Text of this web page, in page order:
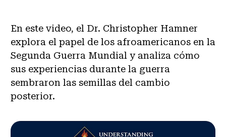
En este video, el Dr. Christopher Hamner
explora el papel de los afroamericanos en la
Segunda Guerra Mundial y analiza cómo
sus experiencias durante la guerra
sembraron las semillas del cambio
posterior.